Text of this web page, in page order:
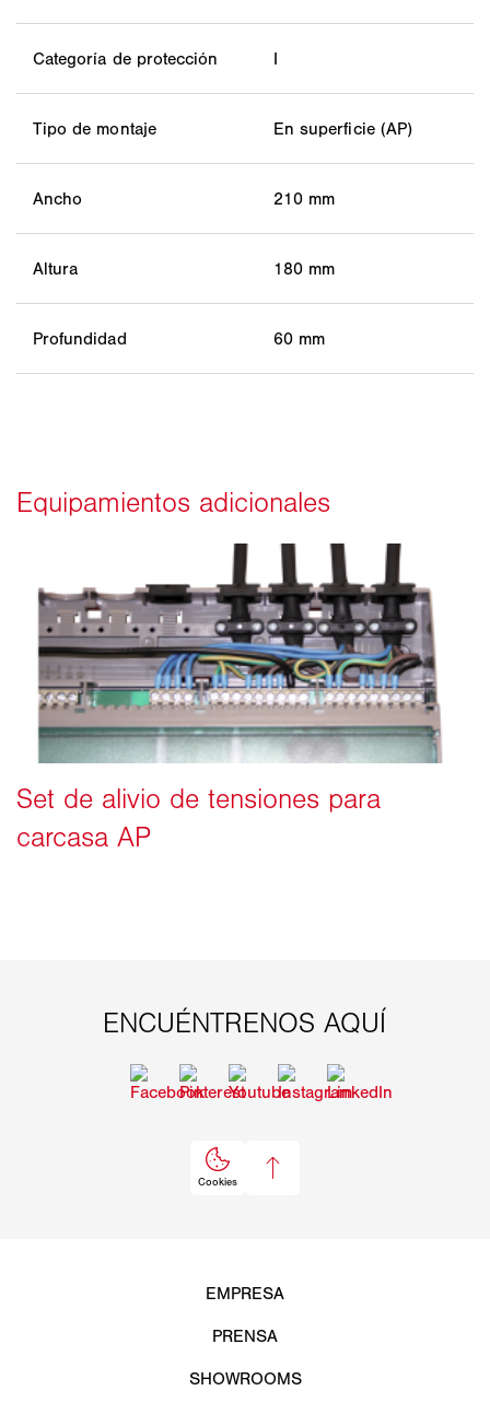
Categoría de protección I
Tipo de montaje En superficie (AP)
Ancho 210 mm
Altura 180 mm
Profundidad 60 mm